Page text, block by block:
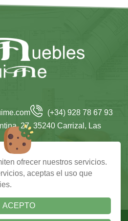
ofrecer nuestros servicios.
aceptas el uso que
ACEPTO
(+34) 928 78 67 93
27, 35240 Carrizal, Las
9:00–13:00, 16:00–20:00
Facebook
|Política de Privacidad